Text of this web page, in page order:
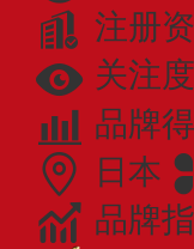
注册
关注
品牌
日本
品牌